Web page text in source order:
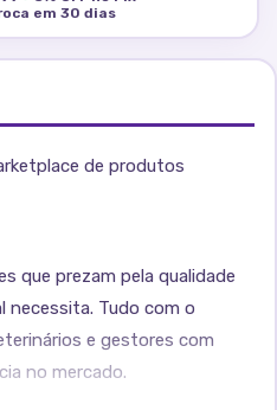
em 30 dias
de produtos
que prezam pela qualidade
necessita. Tudo com o
e gestores com
no mercado.